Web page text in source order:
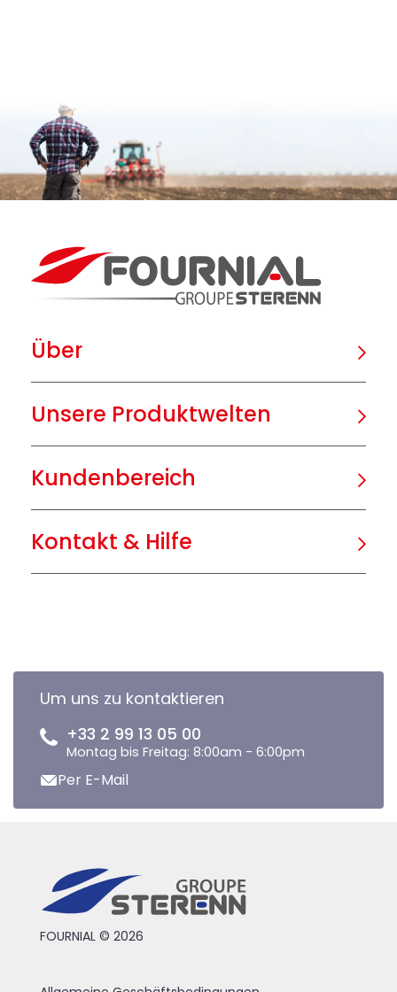
Über
Unsere Produktwelten
Kundenbereich
Kontakt & Hilfe
Um uns zu kontaktieren
+33 2 99 13 05 00
Montag bis Freitag: 8:00am - 6:00pm
Per E-Mail
FOURNIAL © 2026